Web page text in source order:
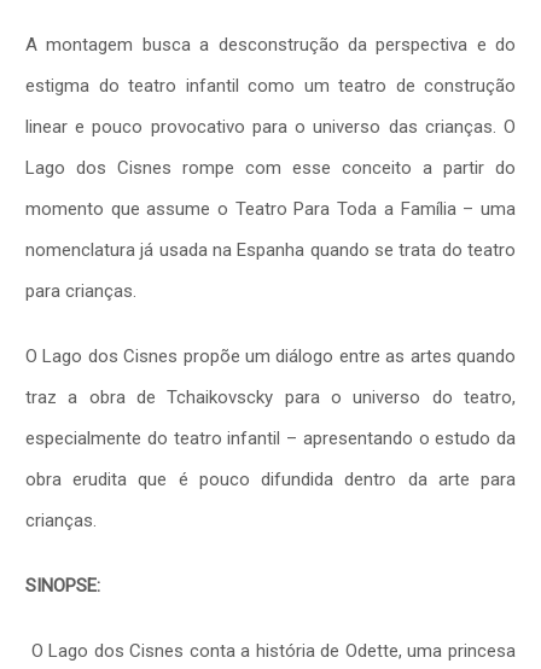
A montagem busca a desconstrução da perspectiva e do
estigma do teatro infantil como um teatro de construção
linear e pouco provocativo para o universo das crianças. O
Lago dos Cisnes rompe com esse conceito a partir do
momento que assume o Teatro Para Toda a Família – uma
nomenclatura já usada na Espanha quando se trata do teatro
para crianças.
O Lago dos Cisnes propõe um diálogo entre as artes quando
traz a obra de Tchaikovscky para o universo do teatro,
especialmente do teatro infantil – apresentando o estudo da
obra erudita que é pouco difundida dentro da arte para
crianças.
SINOPSE:
O Lago dos Cisnes conta a história de Odette, uma princesa